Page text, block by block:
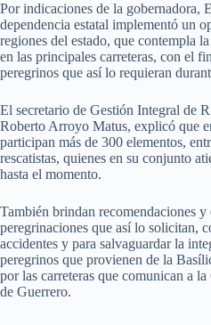
Por indicaciones de la gobernadora,
dependencia estatal implementó un
regiones del estado, que contempla
en las principales carreteras, con el
peregrinos que así lo requieran
El secretario de Gestión Integral de
Roberto Arroyo Matus, explicó que
participan más de 300 elementos,
rescatistas, quienes en su conjunto
hasta el momento.
También brindan recomendaciones y
peregrinaciones que así lo solicitan,
accidentes y para salvaguardar la
peregrinos que provienen de la
por las carreteras que comunican a
de Guerrero.